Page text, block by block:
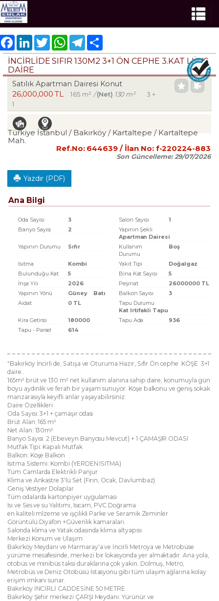
FacebookLinkedInTwitter WhatsAppTelegram
İNCİRLİDE SIFIR 130M2 3+1 ÖN CEPHE 3.KAT LÜKS
DAİRE
Satılık Apartman Dairesi Konut
26,000,000 TL 165 m² /(Net) 130 m²
3 +
1
Türkiye İstanbul / Bakırköy/ Kartaltepe / Kartaltepe
Mah.
Ref.No: 644639 / İlan No: f-220224-883
Son Güncelleme:29/07/2026
Yazdır (PDF)
Ana Bilgi
Oda Sayısı 3 Salon Sayısı
1
Banyo Sayısı
2
Yapının Şekli
Apartman Dairesi
Yapının Durumu
Sıfır
Kullanım
Durumu
Boş
Isıtma Kombi Yakıt Tipi
Doğalgaz
Bulunduğu Kat
5 Bina Kat Sayısı
5
İnşa Yılı
2026 Peşinat
26000000 TL
Yapının Yönü
Güney Batı Balkon Sayısı
3
Aidat
0 TL
Tapu Durumu
Kat Irtifakli Tapu
Kira Getirisi
180000 Tapu Ada
936
Tapu - Parsel
614
"Bakırköy İncirli de, Satışa ve Oturuma Hazır, Sıfır Ön cephe KÖŞE 3+1
daire..
165m² brüt ve 130 m² net kullanım alanına sahip daire, konumuyla gün
boyu aydınlık ve ferah bir yaşam sunuyor. Köşe balkonu ve geniş sokak
manzarasıyla keyifli anlar yaşayabilirsiniz.
Daire Özellikleri
Oda Sayısı: 3+1 + çamaşır odası
Brüt Alan: 165 m²
Net Alan: 130m²
Banyo Sayısı: 2 (Ebeveyn Banyosu Mevcut) + 1 ÇAMAŞIR ODASI
Mutfak Tipi: Kapalı Mutfak
Balkon: Köşe Balkon
Isıtma Sistemi: Kombi (YERDEN ISITMA)
Tüm Camlarda Elektrikli Panjur
Klima ve Ankastre 3'lü Set (Fırın, Ocak, Davlumbaz)
Geniş Vestiyer Dolaplar
Tüm odalarda kartonpiyer uygulaması
Isı ve Ses ve su Yalıtımı, Isıcam, PVC Doğrama
en kaliteli mlzeme ve işçilikli Parke ve Seramik Zeminler
Görüntülü Diyafon +Güvenlik kamaraları.
Salonda klima ve Yatak odasında klima altyapısı
Merkezi Konum ve Ulaşım
Bakırköy Meydanı ve Marmaray'a ve İncirli Metroya ve Metrobüse
yürüme mesafesinde, merkezi bir lokasyonda yer almaktadır. Ana yola,
otobüs ve minibüs taksi duraklarına çok yakın. Dolmuş, Metro,
Metrobüs ve Deniz Otobüsü İstasyonu gibi tüm ulaşım ağlarına kolay
erişim imkanı sunar.
Bakırköy İNCİRLİ CADDESİNE 50 METRE
Bakırköy Şehir merkezi ÇARŞI Meydanı: Yürünür ve